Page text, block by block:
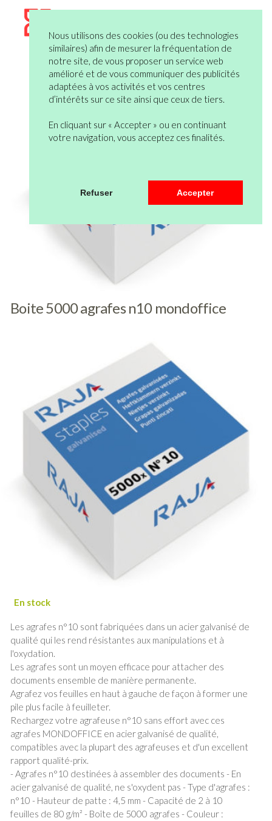
Nous utilisons des cookies (ou des technologies
similaires) afin de mesurer la fréquentation de
notre site, de vous proposer un service web
amélioré et de vous communiquer des publicités
adaptées à vos activités et vos centres
d’intérêts sur ce site ainsi que ceux de tiers.
En cliquant sur « Accepter » ou en continuant
votre navigation, vous acceptez ces finalités.
Refuser Accepter
Boite 5000 agrafes n10 mondoffice
Les agrafes n°10 sont fabriquées dans un acier galvanisé de
qualité qui les rend résistantes aux manipulations et à
l'oxydation.
Les agrafes sont un moyen efficace pour attacher des
documents ensemble de manière permanente.
Agrafez vos feuilles en haut à gauche de façon à former une
pile plus facile à feuilleter.
Rechargez votre agrafeuse n°10 sans effort avec ces
agrafes MONDOFFICE en acier galvanisé de qualité,
compatibles avec la plupart des agrafeuses et d'un excellent
rapport qualité-prix.
- Agrafes n°10 destinées à assembler des documents - En
acier galvanisé de qualité, ne s'oxydent pas - Type d'agrafes :
n°10 - Hauteur de patte : 4,5 mm - Capacité de 2 à 10
feuilles de 80 g/m² - Boîte de 5000 agrafes - Couleur :